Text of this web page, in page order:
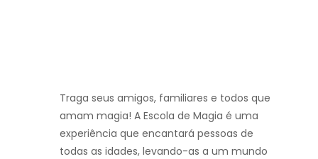
Traga seus amigos, familiares e todos que
amam magia! A Escola de Magia é uma
experiência que encantará pessoas de
todas as idades, levando-as a um mundo